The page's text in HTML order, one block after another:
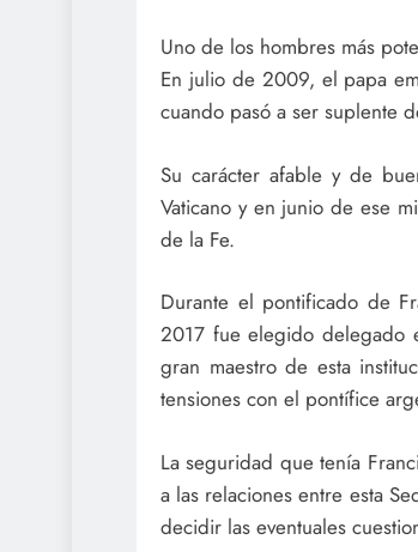
Uno de los hombres más
En julio de 2009, el papa
cuando pasó a ser suplente
Su carácter afable y de
Vaticano y en junio de ese
de la Fe.
Durante el pontificado de
2017 fue elegido delegado
gran maestro de esta
tensiones con el pontífice
La seguridad que tenía
a las relaciones entre esta
decidir las eventuales